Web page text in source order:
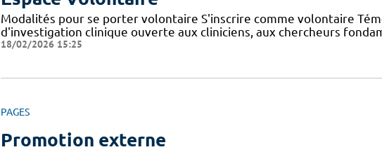
Modalités pour se porter volontaire S'inscrire comme volontaire
d'investigation clinique ouverte aux cliniciens, aux chercheurs
18/02/2026 15:25
PAGES
Promotion externe